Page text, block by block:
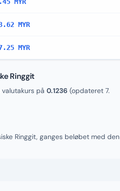
MYR
MYR
Ringgit
valutakurs på 0.1236 (opdateret 7.
Ringgit, ganges beløbet med den